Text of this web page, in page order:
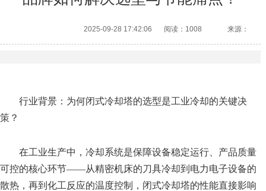
2025-09-28 17:42:06 阅读：1008 来源：
行业背景：为何闭式冷却塔的选型是工业冷却的关键决
策？
在工业生产中，冷却系统是保障设备稳定运行、产品质量
可控的核心环节——从精密机床的刀具冷却到电力电子设备的
散热，再到化工反应的温度控制，闭式冷却塔的性能直接影响